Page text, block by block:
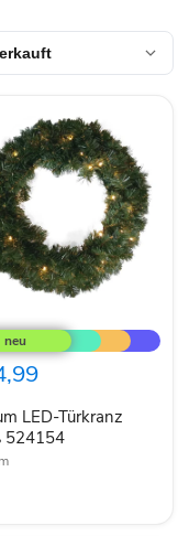
LED-Türkranz
524154